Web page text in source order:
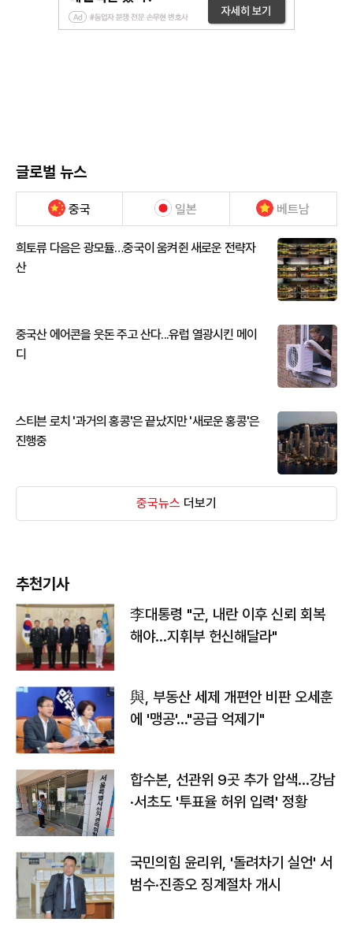
글로벌 뉴스
중국 일본 베트남
희토류 다음은 광모듈…중국이 움켜쥔 새로운 전략자
산
중국산 에어콘을 웃돈 주고 산다...유럽 열광시킨 메이
디
스티븐 로치 '과거의 홍콩'은 끝났지만 '새로운 홍콩'은
진행중
중국뉴스 더보기
추천기사
李대통령 "군, 내란 이후 신뢰 회복
해야…지휘부 헌신해달라"
與, 부동산 세제 개편안 비판 오세훈
에 '맹공'…"공급 억제기"
합수본, 선관위 9곳 추가 압색…강남
·서초도 '투표율 허위 입력' 정황
국민의힘 윤리위, '돌려차기 실언' 서
범수·진종오 징계절차 개시